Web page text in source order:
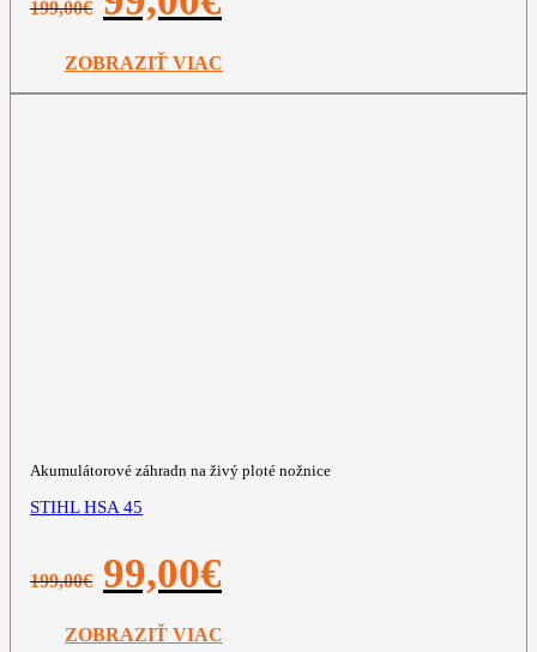
199,00€ cena
199,00€.
ZOBRAZIŤ VIAC
Akumulátorové záhradn na živý ploté nožnice
STIHL HSA 45
199,00€
Pôvodná
cena
199,00€.
99,00€
ZOBRAZIŤ VIAC